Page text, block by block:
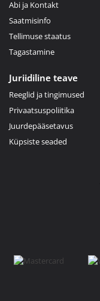
Abi ja Kontakt
Saatmisinfo
Tellimuse staatus
Tagastamine
Juriidiline teave
Reeglid ja tingimused
Privaatsuspoliitika
Juurdepääsetavus
Küpsiste seaded